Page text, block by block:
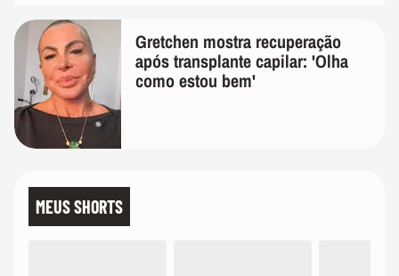
Gretchen mostra recuperação
após transplante capilar: 'Olha
como estou bem'
MEUS SHORTS